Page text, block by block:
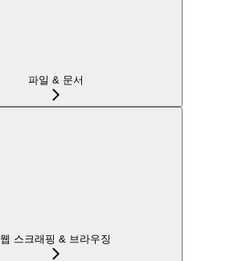
파일 & 문서
웹 스크래핑 & 브라우징